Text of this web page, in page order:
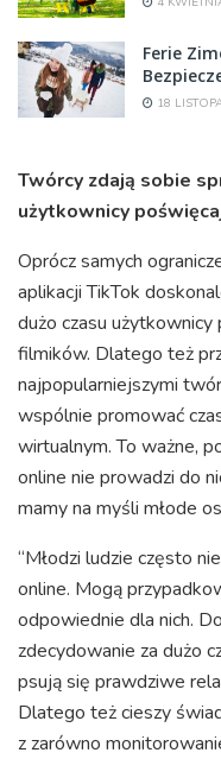
Ferie
18
Twórcy zdają sobie
użytkownicy
Oprócz samych
aplikacji TikTok
dużo czasu
filmików. Dlatego też
najpopularniejszymi
wspólnie promować
wirtualnym. To ważne,
online nie prowadzi do
mamy na myśli młode
“Młodzi ludzie często
online. Mogą
odpowiednie dla nich.
zdecydowanie za dużo
psują się prawdziwe
Dlatego też cieszy
z zarówno